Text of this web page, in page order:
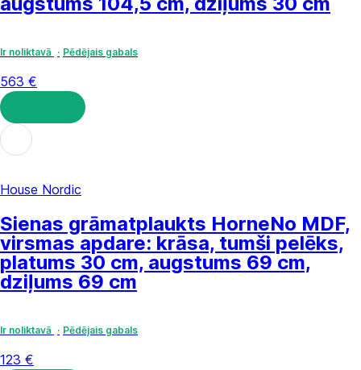
Ir noliktavā Pēdējais gabals
563 €
LIKT GROZĀ
House Nordic
Sienas grāmatplaukts HorneNo MDF,
virsmas apdare: krāsa, tumši pelēks,
platums 30 cm, augstums 69 cm,
dziļums 69 cm
Ir noliktavā Pēdējais gabals
123 €